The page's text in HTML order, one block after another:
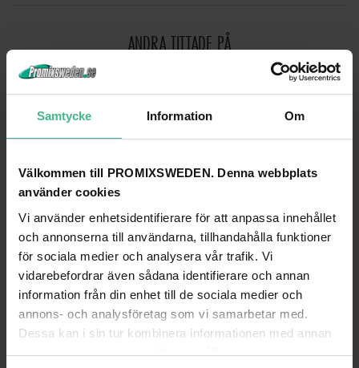
Samtycke Information Om
Välkommen till PROMIXSWEDEN. Denna webbplats
använder cookies
Vi använder enhetsidentifierare för att anpassa innehållet
och annonserna till användarna, tillhandahålla funktioner
för sociala medier och analysera vår trafik. Vi
vidarebefordrar även sådana identifierare och annan
information från din enhet till de sociala medier och
annons- och analysföretag som vi samarbetar med.
Dessa kan i sin tur kombinera informationen med annan
information som du har tillhandahållit eller som de har
ANDRA TITTADE PÅ
EUROPALMS ILLUMINATED BILLBOARD A2, ALUMINIUM
3 048 kr
EUROPALMS ILLUMINATED BILLBOARD A0,
7 302 kr